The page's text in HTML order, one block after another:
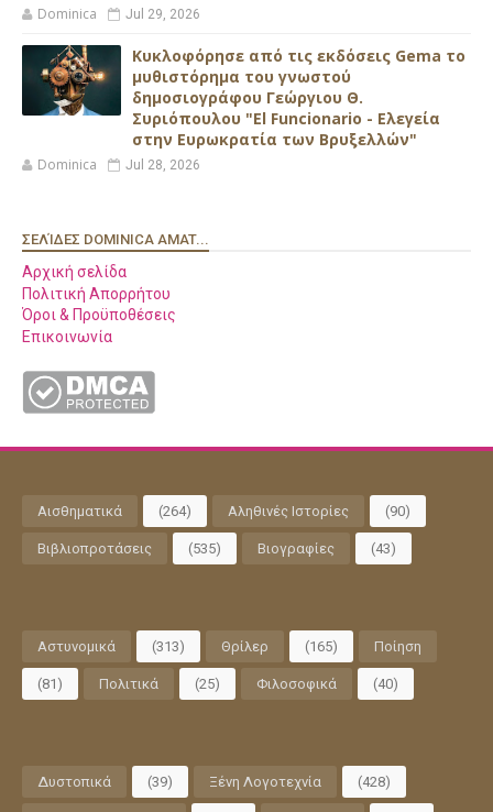
Dominica Jul 29, 2026
Κυκλοφόρησε από τις εκδόσεις Gema το
μυθιστόρημα του γνωστού
δημοσιογράφου Γεώργιου Θ.
Συριόπουλου "El Funcionario - Ελεγεία
στην Ευρωκρατία των Βρυξελλών"
Dominica Jul 28, 2026
ΣΕΛΊΔΕΣ DOMINICA AMAT...
Αρχική σελίδα
Πολιτική Απορρήτου
Όροι & Προϋποθέσεις
Επικοινωνία
Αισθηματικά (264) Αληθινές Ιστορίες (90)
Βιβλιοπροτάσεις (535) Βιογραφίες (43)
Αστυνομικά (313) Θρίλερ (165) Ποίηση
(81) Πολιτικά (25) Φιλοσοφικά (40)
Δυστοπικά (39) Ξένη Λογοτεχνία (428)